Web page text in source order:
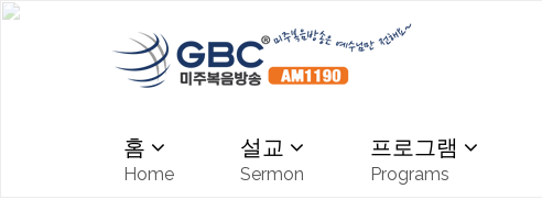
홈
Home
설교
Sermon
프로그램
Programs